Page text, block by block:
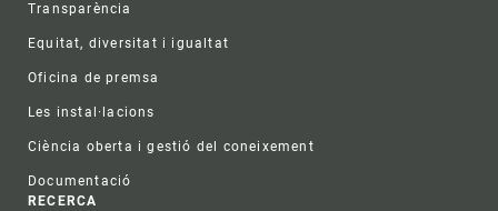
Transparència
Equitat, diversitat i igualtat
Oficina de premsa
Les instal·lacions
Ciència oberta i gestió del coneixement
Documentació
RECERCA